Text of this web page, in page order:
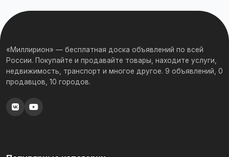
«Миллирион» — бесплатная доска объявлений по всей
России. Покупайте и продавайте товары, находите услуги,
недвижимость, транспорт и многое другое. 9 объявлений, 0
продавцов, 10 городов.